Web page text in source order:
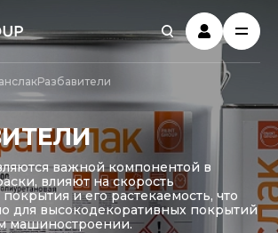
Разбавители
важной компонентой в
влияют на скорость
и его растекаемость, что
для высокодекоративных покрытий
машиностроении.